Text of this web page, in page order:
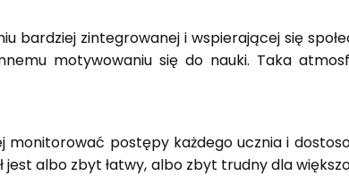
bardziej zintegrowanej i wspierającej się
motywowaniu się do nauki. Taka
monitorować postępy każdego ucznia i
albo zbyt łatwy, albo zbyt trudny dla